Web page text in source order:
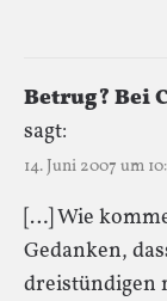
Betrug? Bei
sagt:
14. Juni 2007 um
[…] Wie
Gedanken,
dreistündigen